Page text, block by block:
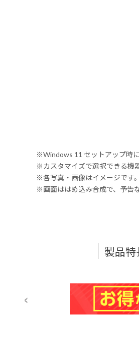
※Windows 11 セットアップ時
※カスタマイズで選択できる機
※各写真・画像はイメージです。
※画面ははめ込み合成で、予告
製品特